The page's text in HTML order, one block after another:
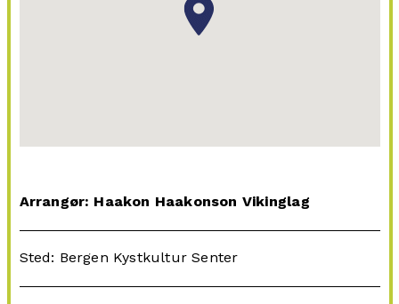
Arrangør: Haakon Haakonson Vikinglag
Sted: Bergen Kystkultur Senter